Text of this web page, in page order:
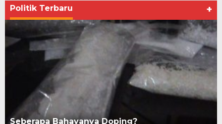
Politik Terbaru +
Seberapa Bahayanya Doping?